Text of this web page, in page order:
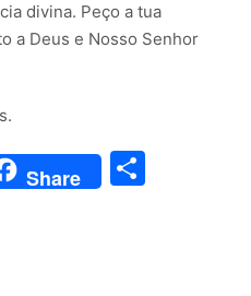
divina. Peço a tua
a Deus e Nosso Senhor
Share